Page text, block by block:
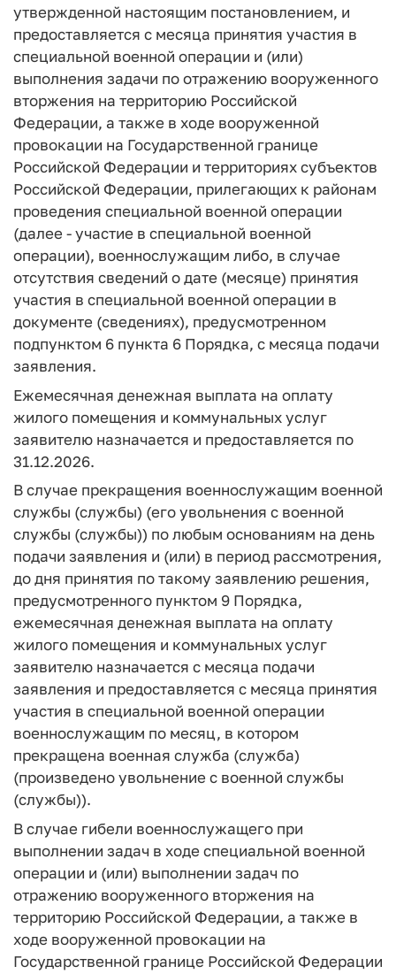
утвержденной настоящим постановлением, и
предоставляется с месяца принятия участия в
специальной военной операции и (или)
выполнения задачи по отражению вооруженного
вторжения на территорию Российской
Федерации, а также в ходе вооруженной
провокации на Государственной границе
Российской Федерации и территориях субъектов
Российской Федерации, прилегающих к районам
проведения специальной военной операции
(далее - участие в специальной военной
операции), военнослужащим либо, в случае
отсутствия сведений о дате (месяце) принятия
участия в специальной военной операции в
документе (сведениях), предусмотренном
подпунктом 6 пункта 6 Порядка, с месяца подачи
заявления.
Ежемесячная денежная выплата на оплату
жилого помещения и коммунальных услуг
заявителю назначается и предоставляется по
31.12.2026.
В случае прекращения военнослужащим военной
службы (службы) (его увольнения с военной
службы (службы)) по любым основаниям на день
подачи заявления и (или) в период рассмотрения,
до дня принятия по такому заявлению решения,
предусмотренного пунктом 9 Порядка,
ежемесячная денежная выплата на оплату
жилого помещения и коммунальных услуг
заявителю назначается с месяца подачи
заявления и предоставляется с месяца принятия
участия в специальной военной операции
военнослужащим по месяц, в котором
прекращена военная служба (служба)
(произведено увольнение с военной службы
(службы)).
В случае гибели военнослужащего при
выполнении задач в ходе специальной военной
операции и (или) выполнении задач по
отражению вооруженного вторжения на
территорию Российской Федерации, а также в
ходе вооруженной провокации на
Государственной границе Российской Федерации